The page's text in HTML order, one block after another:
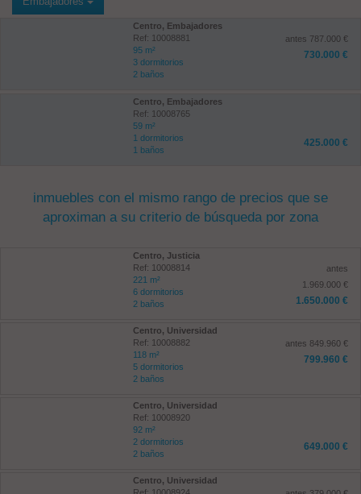
Centro, Embajadores
Ref: 10008881
95 m²
3 dormitorios
2 baños
antes 787.000 €
730.000 €
Centro, Embajadores
Ref: 10008765
59 m²
1 dormitorios
1 baños
425.000 €
inmuebles con el mismo rango de precios que se
aproximan a su criterio de búsqueda por zona
Centro, Justicia
Ref: 10008814
221 m²
6 dormitorios
2 baños
antes
1.969.000 €
1.650.000 €
Centro, Universidad
Ref: 10008882
118 m²
5 dormitorios
2 baños
antes 849.960 €
799.960 €
Centro, Universidad
Ref: 10008920
92 m²
2 dormitorios
2 baños
649.000 €
Centro, Universidad